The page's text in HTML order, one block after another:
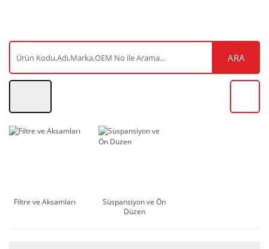
ARA
Filtre ve Aksamları
Süspansiyon ve Ön
Düzen